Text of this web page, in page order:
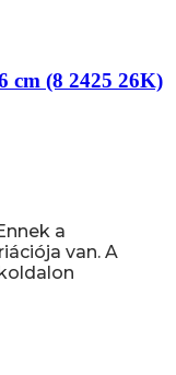
cm (8 2425 26K)
a
van. A